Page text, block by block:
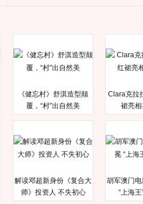
《健忘村》舒淇造型颠
覆，“村”出自然美
Clara克拉
裙亮
解读邓超新身份《复合大
师》投资人 不失初心
胡军澳门
“上海